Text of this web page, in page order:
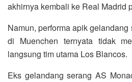
akhirnya kembali ke Real Madrid
Namun, performa apik
di Muenchen ternyata tidak
langsung tim utama Los Blancos.
Eks gelandang serang AS